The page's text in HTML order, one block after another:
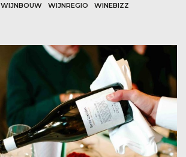
WIJNBOUW WIJNREGIO WINEBIZZ